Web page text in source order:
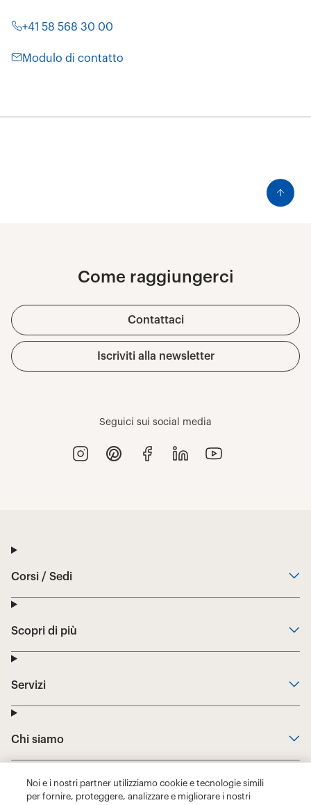
Noi e i nostri partner utilizziamo cookie e tecnologie simili
per fornire, proteggere, analizzare e migliorare i nostri